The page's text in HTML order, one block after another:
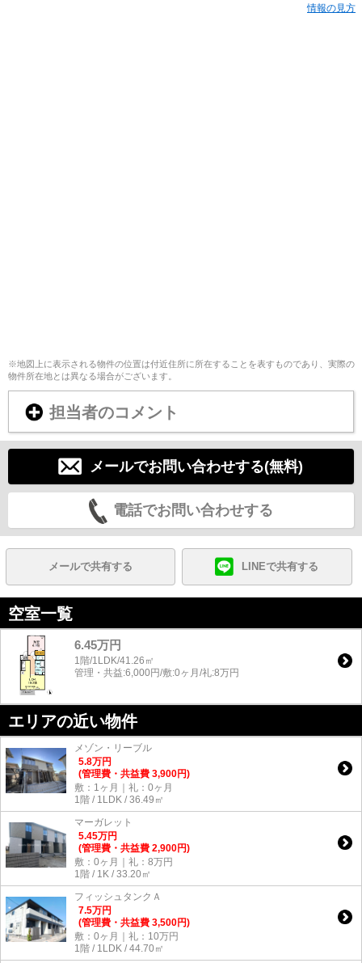
情報の見方
※地図上に表示される物件の位置は付近住所に所在することを表すものであり、実際の
物件所在地とは異なる場合がございます。
担当者のコメント
メールでお問い合わせする(無料)
電話でお問い合わせする
メールで共有する LINEで共有する
空室一覧
6.45万円
1階/1LDK/41.26㎡
管理・共益:6,000円/敷:0ヶ月/礼:8万円
エリアの近い物件
メゾン・リーブル
5.8万円
(管理費・共益費 3,900円)
敷：1ヶ月｜礼：0ヶ月
1階 / 1LDK / 36.49㎡
マーガレット
5.45万円
(管理費・共益費 2,900円)
敷：0ヶ月｜礼：8万円
1階 / 1K / 33.20㎡
フィッシュタンクＡ
7.5万円
(管理費・共益費 3,500円)
敷：0ヶ月｜礼：10万円
1階 / 1LDK / 44.70㎡